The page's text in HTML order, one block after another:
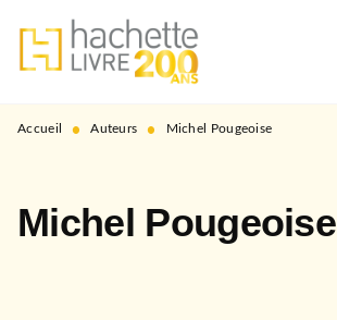
MENU RECHERCHE
PIED DE PAGE
Accueil • Auteurs • Michel Pougeoise
Michel Pougeoise